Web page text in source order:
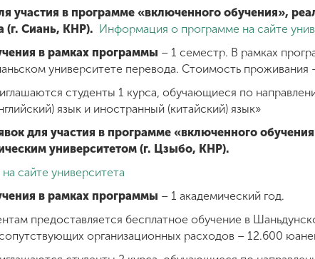
участия в программе «включенного обучения»,
(г. Сиань, КНР). Информация о программе на сайте
в рамках программы – 1 семестр. В рамках
университете перевода. Стоимость
студенты 1 курса, обучающиеся по
язык и иностранный (китайский) язык»
для участия в программе «включенного
университетом (г. Цзыбо, КНР).
сайте университета
в рамках программы – 1 академический год.
предоставляется бесплатное обучение в
организационных расходов – 12.600